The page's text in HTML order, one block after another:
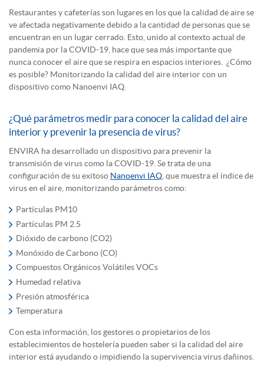
Restaurantes y cafeterías son lugares en los que la calidad de aire se
ve afectada negativamente debido a la cantidad de personas que se
encuentran en un lugar cerrado. Esto, unido al contexto actual de
pandemia por la COVID-19, hace que sea más importante que
nunca conocer el aire que se respira en espacios interiores. ¿Cómo
es posible? Monitorizando la calidad del aire interior con un
dispositivo como Nanoenvi IAQ.
¿Qué parámetros medir para conocer la calidad del aire
interior y prevenir la presencia de virus?
ENVIRA ha desarrollado un dispositivo para prevenir la
transmisión de virus como la COVID-19. Se trata de una
configuración de su exitoso Nanoenvi IAQ , que muestra el índice de
virus en el aire, monitorizando parámetros como:
Partículas PM10
Partículas PM 2.5
Dióxido de carbono (CO2)
Monóxido de Carbono (CO)
Compuestos Orgánicos Volátiles VOCs
Humedad relativa
Presión atmosférica
Temperatura
Con esta información, los gestores o propietarios de los
establecimientos de hostelería pueden saber si la calidad del aire
interior está ayudando o impidiendo la supervivencia virus dañinos.